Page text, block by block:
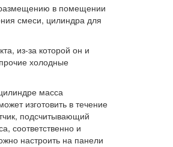
размещению в помещении
смеси, цилиндра для
из-за которой он и
холодные
масса
изготовить в течение
подсчитывающий
соответственно и
настроить на панели